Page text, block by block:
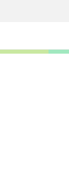
المحتوى